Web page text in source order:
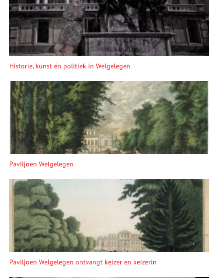
Historie, kunst én politiek in Welgelegen
Paviljoen Welgelegen
Paviljoen Welgelegen ontvangt keizer en keizerin